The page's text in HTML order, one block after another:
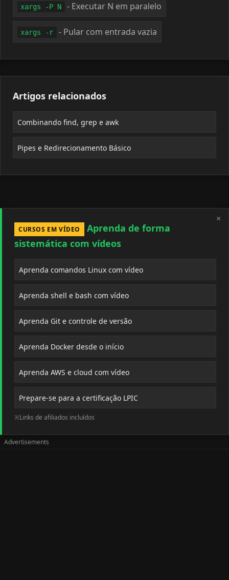
xargs -P N - Executar N em paralelo
xargs -r - Pular com entrada vazia
Artigos relacionados
Combinando find, grep e awk
Pipes e Redirecionamento Básico
×
CURSOS EM VÍDEO
Aprenda de forma
sistemática com vídeos
Aprenda comandos Linux com vídeo
Aprenda shell e bash com vídeo
Aprenda Git e controle de versão
Aprenda Docker desde o início
Aprenda AWS e cloud com vídeo
Prepare-se para a certificação LPIC
※Links de afiliados incluídos